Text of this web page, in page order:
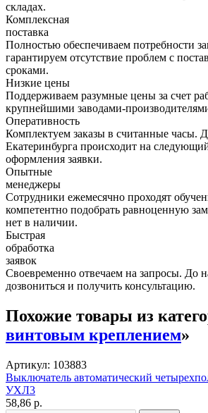
складах.
Комплексная
поставка
Полностью обеспечиваем потребности
гарантируем отсутствие проблем с
сроками.
Низкие цены
Поддерживаем разумные цены за счет
крупнейшими заводами-
Оперативность
Комплектуем заказы в считанные часы.
Екатеринбурга происходит на
оформления заявки.
Опытные
менеджеры
Сотрудники ежемесячно проходят
компетентно подобрать равноценную
нет в наличии.
Быстрая
обработка
заявок
Своевременно отвечаем на запросы. До
дозвониться и получить консультацию.
Похожие товары из
винтовым креплением»
Артикул: 103883
Выключатель автоматический
УХЛ3
58,86 р.